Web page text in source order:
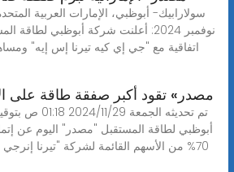
نوفمبر 2024: أعلنت شركة أبوظبي
اتفاقية مع "جي إي كيه تيرنا إس إيه"
«مصدر» تقود أكبر صفقة طاقة على
تم تحديثه
أبوظبي لطاقة المستقبل "مصدر" اليوم عن
70% من الأسهم القائمة لشركة "تيرنا